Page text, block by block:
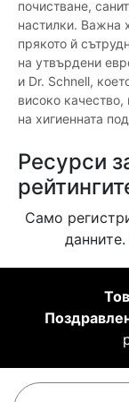
почистване,
настилки. Важна
прякото й
на утвърдени
и Dr. Schnell,
високо
на хигиенната
Ресурси
Само
данните.